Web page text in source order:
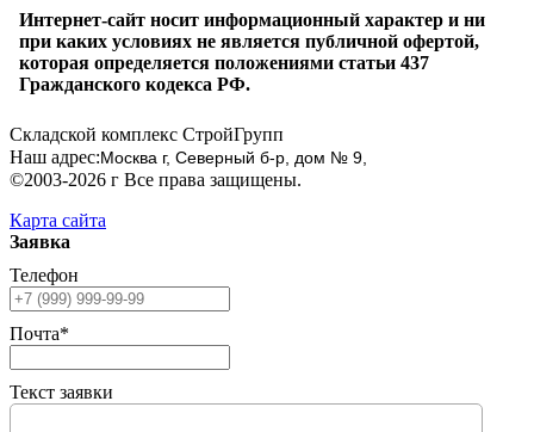
Интернет-сайт носит информационный характер и ни
при каких условиях не является публичной офертой,
которая определяется положениями статьи 437
Гражданского кодекса РФ.
Складской комплекс СтройГрупп
Наш адрес:Москва г, Северный б-р, дом № 9,
©2003-2026 г Все права защищены.
Карта сайта
Заявка
Телефон
Почта*
Текст заявки